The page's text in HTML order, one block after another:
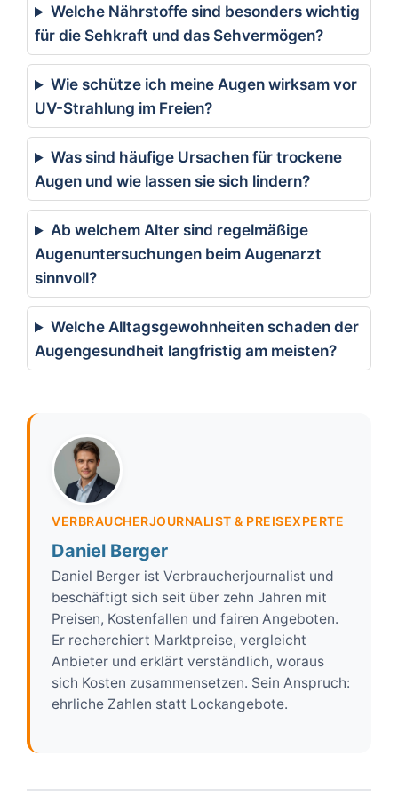
Welche Nährstoffe sind besonders wichtig
für die Sehkraft und das Sehvermögen?
Wie schütze ich meine Augen wirksam vor
UV-Strahlung im Freien?
Was sind häufige Ursachen für trockene
Augen und wie lassen sie sich lindern?
Ab welchem Alter sind regelmäßige
Augenuntersuchungen beim Augenarzt
sinnvoll?
Welche Alltagsgewohnheiten schaden der
Augengesundheit langfristig am meisten?
VERBRAUCHERJOURNALIST & PREISEXPERTE
Daniel Berger
Daniel Berger ist Verbraucherjournalist und
beschäftigt sich seit über zehn Jahren mit
Preisen, Kostenfallen und fairen Angeboten.
Er recherchiert Marktpreise, vergleicht
Anbieter und erklärt verständlich, woraus
sich Kosten zusammensetzen. Sein Anspruch:
ehrliche Zahlen statt Lockangebote.